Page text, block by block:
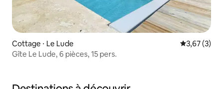
Cottage ⋅ Le Lude Évaluation
3,67 (3)
Gîte Le Lude, 6 pièces, 15 pers.